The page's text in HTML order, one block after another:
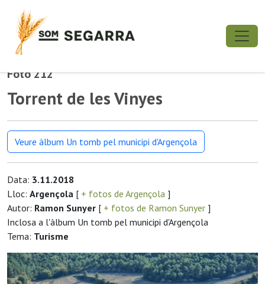
Foto 212
Torrent de les Vinyes
Veure àlbum Un tomb pel municipi d'Argençola
Data: 3.11.2018
Lloc: Argençola [ + fotos de Argençola ]
Autor: Ramon Sunyer [ + fotos de Ramon Sunyer ]
Inclosa a l'àlbum Un tomb pel municipi d'Argençola
Tema: Turisme